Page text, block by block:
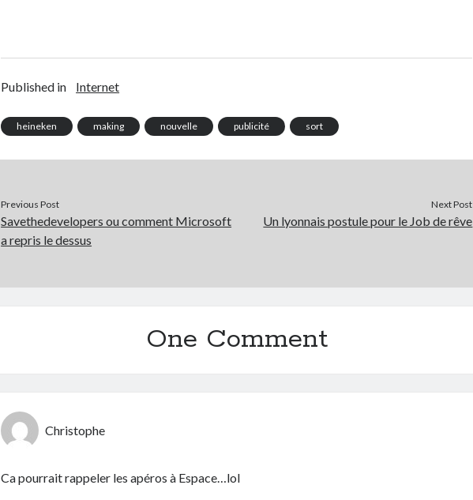
Published in Internet
heineken making nouvelle publicité sort
Previous Post
Savethedevelopers ou comment Microsoft
a repris le dessus
Next Post
Un lyonnais postule pour le Job de rêve
One Comment
Christophe
Ca pourrait rappeler les apéros à Espace…lol